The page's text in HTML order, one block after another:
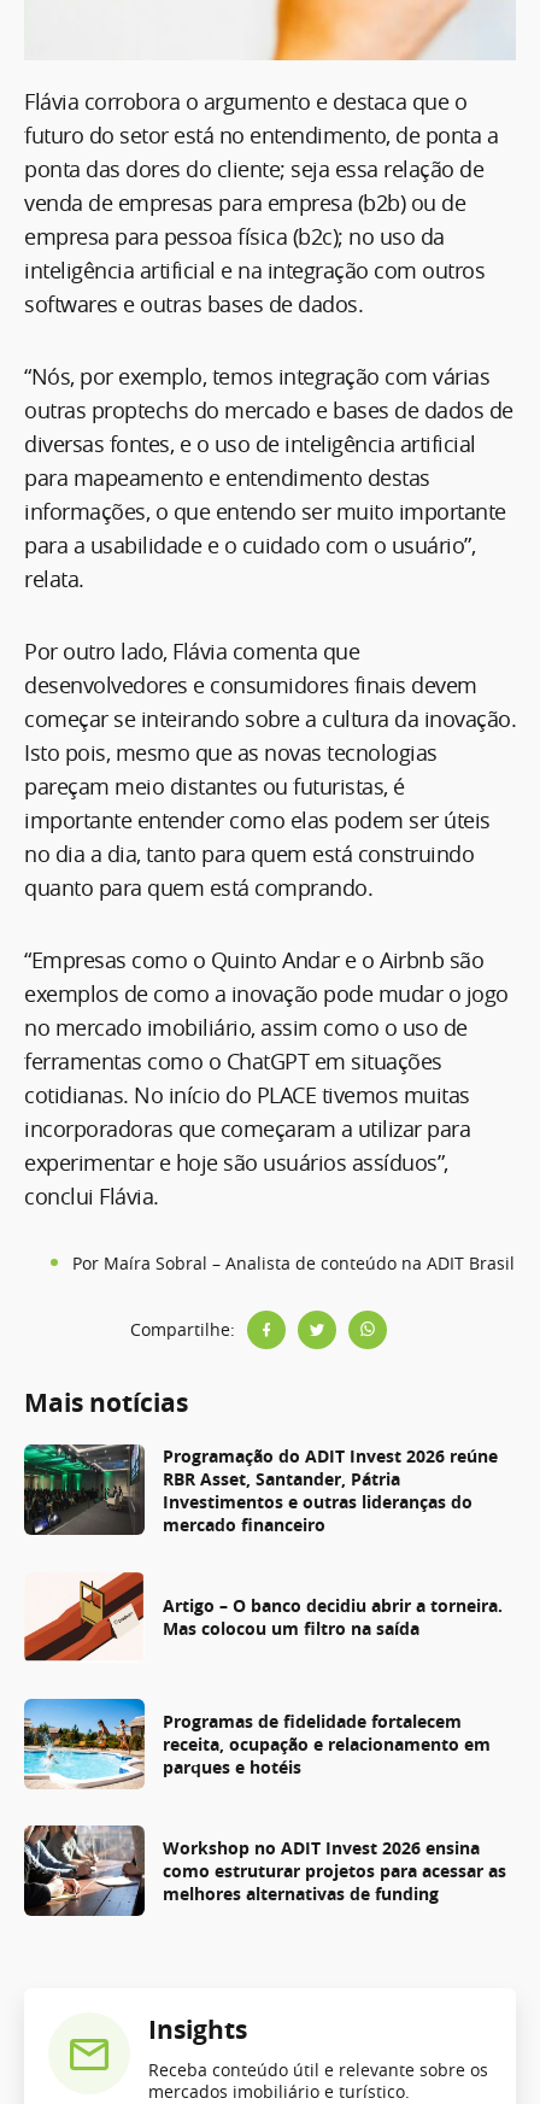
Flávia corrobora o argumento e destaca que o
futuro do setor está no entendimento, de ponta a
ponta das dores do cliente; seja essa relação de
venda de empresas para empresa (b2b) ou de
empresa para pessoa física (b2c); no uso da
inteligência artificial e na integração com outros
softwares e outras bases de dados.
“Nós, por exemplo, temos integração com várias
outras proptechs do mercado e bases de dados de
diversas fontes, e o uso de inteligência artificial
para mapeamento e entendimento destas
informações, o que entendo ser muito importante
para a usabilidade e o cuidado com o usuário”,
relata.
Por outro lado, Flávia comenta que
desenvolvedores e consumidores finais devem
começar se inteirando sobre a cultura da inovação.
Isto pois, mesmo que as novas tecnologias
pareçam meio distantes ou futuristas, é
importante entender como elas podem ser úteis
no dia a dia, tanto para quem está construindo
quanto para quem está comprando.
“Empresas como o Quinto Andar e o Airbnb são
exemplos de como a inovação pode mudar o jogo
no mercado imobiliário, assim como o uso de
ferramentas como o ChatGPT em situações
cotidianas. No início do PLACE tivemos muitas
incorporadoras que começaram a utilizar para
experimentar e hoje são usuários assíduos”,
conclui Flávia.
Por Maíra Sobral – Analista de conteúdo na ADIT Brasil
Compartilhe:
Mais notícias
Programação do ADIT Invest 2026 reúne
RBR Asset, Santander, Pátria
Investimentos e outras lideranças do
mercado financeiro
Artigo – O banco decidiu abrir a torneira.
Mas colocou um filtro na saída
Programas de fidelidade fortalecem
receita, ocupação e relacionamento em
parques e hotéis
Workshop no ADIT Invest 2026 ensina
como estruturar projetos para acessar as
melhores alternativas de funding
Insights
Receba conteúdo útil e relevante sobre os
mercados imobiliário e turístico.